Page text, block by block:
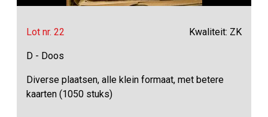
Lot nr. 22 Kwaliteit: ZK
D - Doos
Diverse plaatsen, alle klein formaat, met betere
kaarten (1050 stuks)